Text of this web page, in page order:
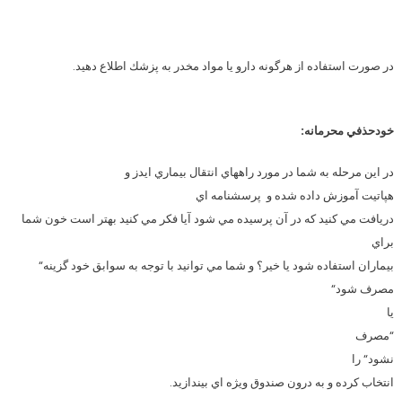
در صورت استفاده از هرگونه دارو يا مواد مخدر به پزشك اطلاع دهيد.
خودحذفي محرمانه:
در اين مرحله به شما در مورد راههاي انتقال بيماري ايدز و
هپاتيت آموزش داده شده و پرسشنامه اي
دريافت مي كنيد كه در آن پرسيده مي شود آيا فكر مي كنيد بهتر است خون شما
براي
بيماران استفاده شود يا خير؟ و شما مي توانيد با توجه به سوابق خود گزينه“
مصرف شود“
يا
“مصرف
نشود“را
انتخاب كرده و به درون صندوق ويژه اي بيندازيد.